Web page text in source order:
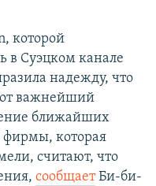
которой
в Суэцком канале
надежду, что
важнейший
ближайших
фирмы, которая
считают, что
сообщаетБи-би-